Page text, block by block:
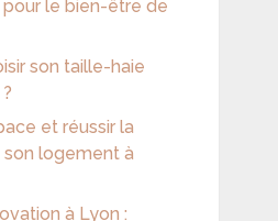
le bien-être de
son taille-haie
et réussir la
logement à
à Lyon :